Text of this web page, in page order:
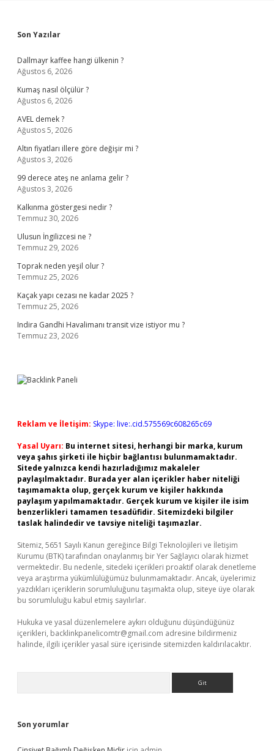
Sidebar
Son Yazılar
Dallmayr kaffee hangi ülkenin ?
Ağustos 6, 2026
Kumaş nasıl ölçülür ?
Ağustos 6, 2026
AVEL demek ?
Ağustos 5, 2026
Altın fiyatları illere göre değişir mi ?
Ağustos 3, 2026
99 derece ateş ne anlama gelir ?
Ağustos 3, 2026
Kalkınma göstergesi nedir ?
Temmuz 30, 2026
Ulusun İngilizcesi ne ?
Temmuz 29, 2026
Toprak neden yeşil olur ?
Temmuz 25, 2026
Kaçak yapı cezası ne kadar 2025 ?
Temmuz 25, 2026
Indira Gandhi Havalimanı transit vize istiyor mu ?
Temmuz 23, 2026
Reklam ve İletişim: Skype: live:.cid.575569c608265c69
Yasal Uyarı: Bu internet sitesi, herhangi bir marka, kurum
veya şahıs şirketi ile hiçbir bağlantısı bulunmamaktadır.
Sitede yalnızca kendi hazırladığımız makaleler
paylaşılmaktadır. Burada yer alan içerikler haber niteliği
taşımamakta olup, gerçek kurum ve kişiler hakkında
paylaşım yapılmamaktadır. Gerçek kurum ve kişiler ile isim
benzerlikleri tamamen tesadüfidir. Sitemizdeki bilgiler
taslak halindedir ve tavsiye niteliği taşımazlar.
Sitemiz, 5651 Sayılı Kanun gereğince Bilgi Teknolojileri ve İletişim
Kurumu (BTK) tarafından onaylanmış bir Yer Sağlayıcı olarak hizmet
vermektedir. Bu nedenle, sitedeki içerikleri proaktif olarak denetleme
veya araştırma yükümlülüğümüz bulunmamaktadır. Ancak, üyelerimiz
yazdıkları içeriklerin sorumluluğunu taşımakta olup, siteye üye olarak
bu sorumluluğu kabul etmiş sayılırlar.
Hukuka ve yasal düzenlemelere aykırı olduğunu düşündüğünüz
içerikleri, backlinkpanelicomtr@gmail.com adresine bildirmeniz
halinde, ilgili içerikler yasal süre içerisinde sitemizden kaldırılacaktır.
Son yorumlar